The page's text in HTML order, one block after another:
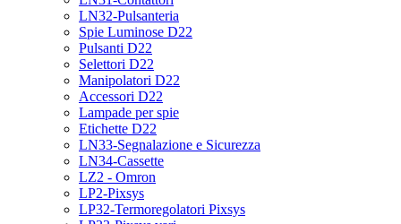
LN32-Pulsanteria
Spie Luminose D22
Pulsanti D22
Selettori D22
Manipolatori D22
Accessori D22
Lampade per spie
Etichette D22
LN33-Segnalazione e Sicurezza
LN34-Cassette
LZ2 - Omron
LP2-Pixsys
LP32-Termoregolatori Pixsys